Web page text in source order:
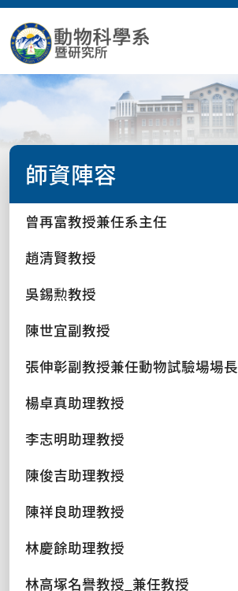
師資陣容
曾再富教授兼任系主任
趙清賢教授
吳錫勲教授
陳世宜副教授
張伸彰副教授兼任動物試驗場場長
楊卓真助理教授
李志明助理教授
陳俊吉助理教授
陳祥良助理教授
林慶餘助理教授
林高塚名譽教授_兼任教授